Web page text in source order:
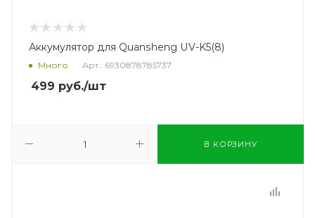
Аккумулятор для Quansheng UV-K5(8)
Много Арт.: 6930878785737
499 руб./шт
В КОРЗИНУ